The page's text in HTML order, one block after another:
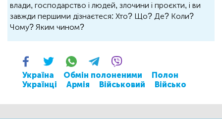
влади, господарство і людей, злочини і проєкти, і ви
завжди першими дізнаєтеся: Хто? Що? Де? Коли?
Чому? Яким чином?
Україна Обмін полоненими
Полон
Українці
Армія Військовий Військо